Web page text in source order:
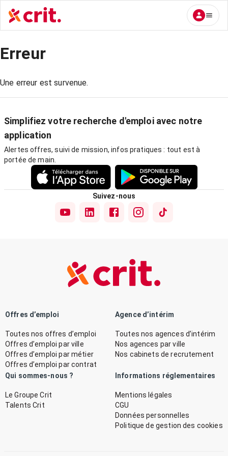
Erreur
Une erreur est survenue.
Simplifiez votre recherche d'emploi avec notre
application
Alertes offres, suivi de mission, infos pratiques : tout est à
portée de main.
Suivez-nous
Offres d’emploi
Toutes nos offres d’emploi
Offres d’emploi par ville
Offres d’emploi par métier
Offres d’emploi par contrat
Agence d’intérim
Toutes nos agences d’intérim
Nos agences par ville
Nos cabinets de recrutement
Qui sommes-nous ?
Le Groupe Crit
Talents Crit
Informations réglementaires
Mentions légales
CGU
Données personnelles
Politique de gestion des cookies